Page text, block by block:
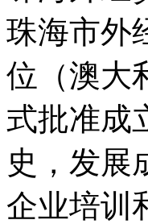
珠海市外
位（澳大
式批准成
史，发展
企业培训